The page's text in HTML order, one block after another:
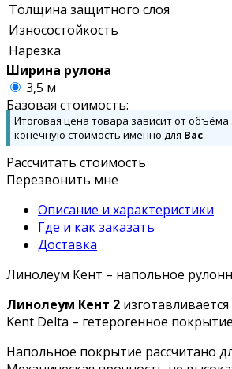
Толщина защитного слоя
Износостойкость
Нарезка
Ширина рулона
3,5 м
Базовая стоимость:
Итоговая цена товара зависит от
конечную стоимость именно для Вас.
Рассчитать стоимость
Перезвонить мне
Описание и характеристики
Где и как заказать
Доставка
Линолеум Кент – напольное
Линолеум Кент 2
Kent Delta – гетерогенное
Напольное покрытие рассчитано